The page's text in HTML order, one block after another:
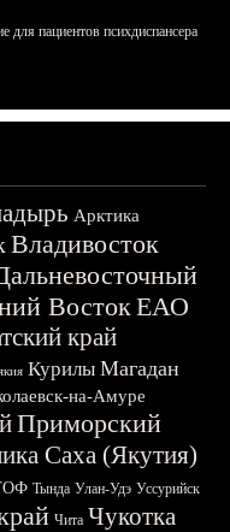
для пациентов психдиспансера
Арктика
Владивосток
ВостокЕАО
край
Курилы Магадан
на-Амуре
Приморский
Саха (Якутия)
Тында Улан-Удэ Уссурийск
Чита Чукотка